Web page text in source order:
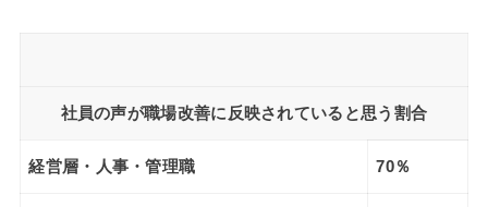
社員の声が職場改善に反映されていると思う割合
経営層・人事・管理職 70％